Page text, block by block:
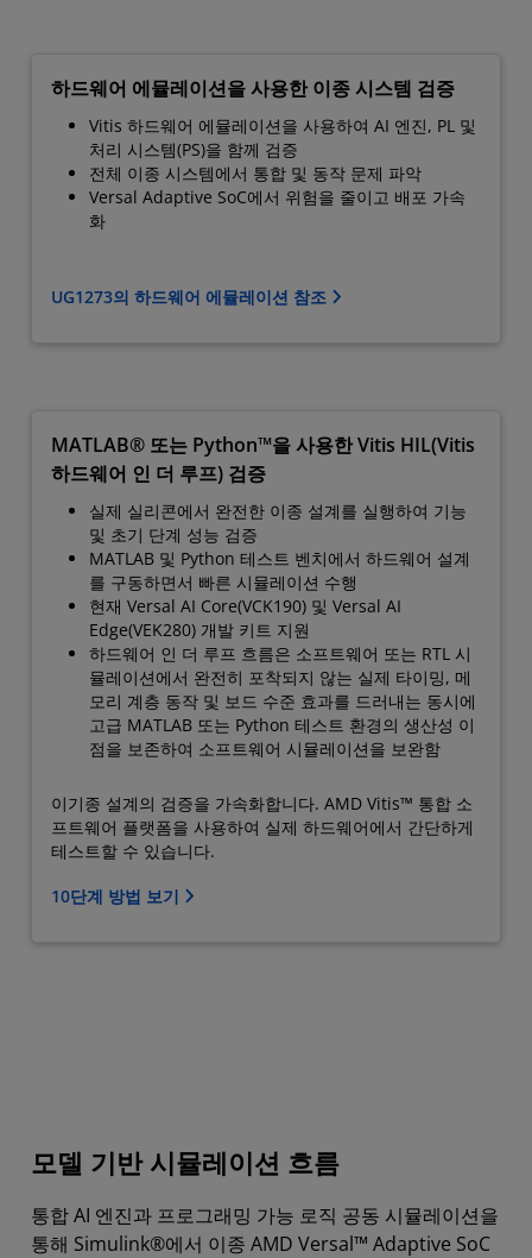
하드웨어 에뮬레이션을 사용한 이종 시스템 검증
Vitis 하드웨어 에뮬레이션을 사용하여 AI 엔진, PL 및
처리 시스템(PS)을 함께 검증
전체 이종 시스템에서 통합 및 동작 문제 파악
Versal Adaptive SoC에서 위험을 줄이고 배포 가속
화
UG1273의 하드웨어 에뮬레이션 참조
MATLAB® 또는 Python™을 사용한 Vitis HIL(Vitis
하드웨어 인 더 루프) 검증
실제 실리콘에서 완전한 이종 설계를 실행하여 기능
및 초기 단계 성능 검증
MATLAB 및 Python 테스트 벤치에서 하드웨어 설계
를 구동하면서 빠른 시뮬레이션 수행
현재 Versal AI Core(VCK190) 및 Versal AI
Edge(VEK280) 개발 키트 지원
하드웨어 인 더 루프 흐름은 소프트웨어 또는 RTL 시
뮬레이션에서 완전히 포착되지 않는 실제 타이밍, 메
모리 계층 동작 및 보드 수준 효과를 드러내는 동시에
고급 MATLAB 또는 Python 테스트 환경의 생산성 이
점을 보존하여 소프트웨어 시뮬레이션을 보완함
이기종 설계의 검증을 가속화합니다. AMD Vitis™ 통합 소
프트웨어 플랫폼을 사용하여 실제 하드웨어에서 간단하게
테스트할 수 있습니다.
10단계 방법 보기
모델 기반 시뮬레이션 흐름
통합 AI 엔진과 프로그래밍 가능 로직 공동 시뮬레이션을
통해 Simulink®에서 이종 AMD Versal™ Adaptive SoC